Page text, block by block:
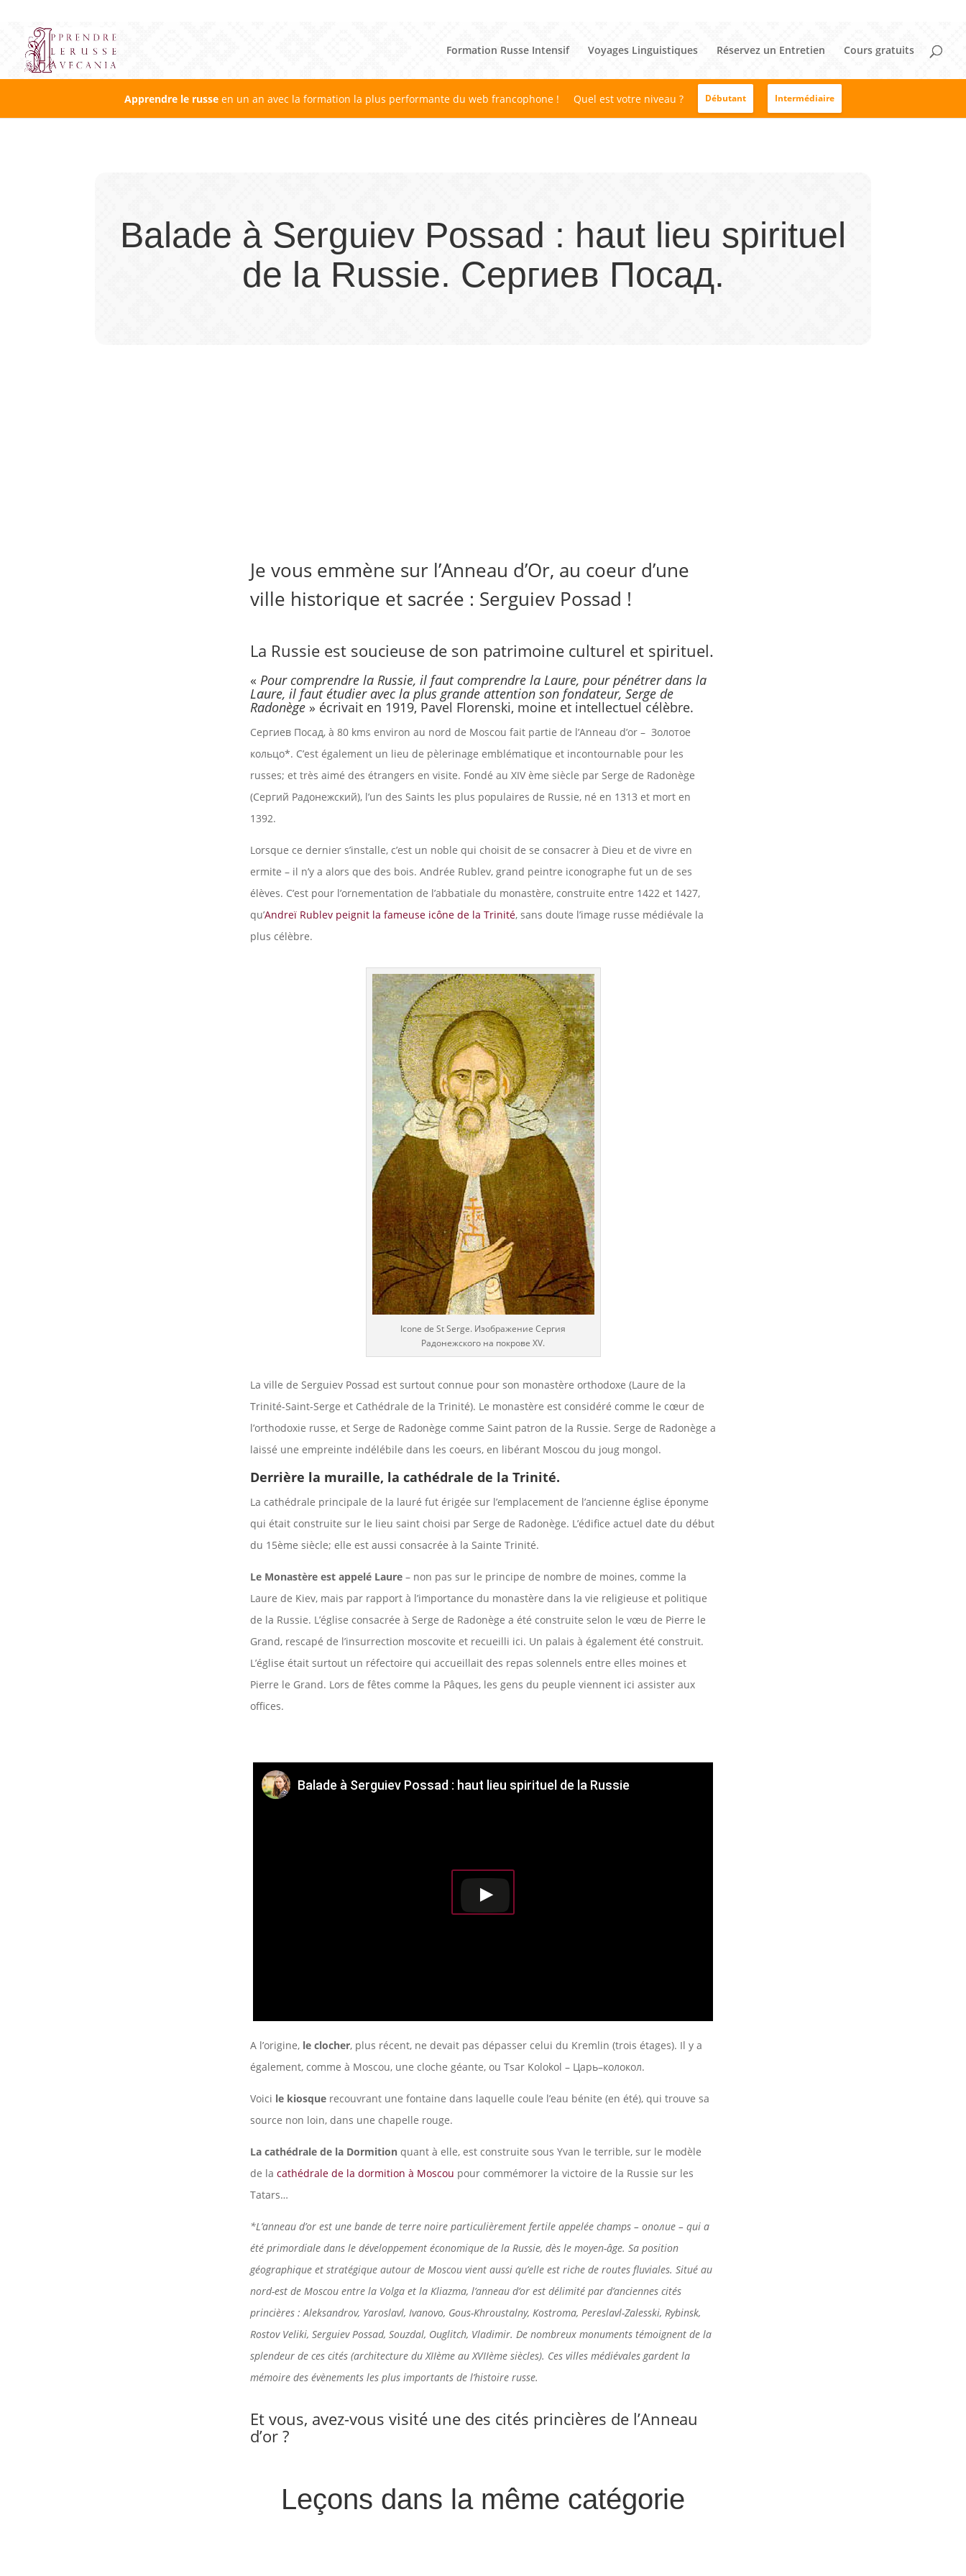
Formation Russe Intensif Voyages Linguistiques Réservez un Entretien Cours gratuits
Apprendre le russe en un an avec la formation la plus performante du web francophone ! Quel est votre niveau ? Débutant Intermédiaire
Balade à Serguiev Possad : haut lieu spirituel
de la Russie. Сергиев Посад.
Je vous emmène sur l’Anneau d’Or, au coeur d’une
ville historique et sacrée : Serguiev Possad !
La Russie est soucieuse de son patrimoine culturel et spirituel.
« Pour comprendre la Russie, il faut comprendre la Laure, pour pénétrer dans la
Laure, il faut étudier avec la plus grande attention son fondateur, Serge de
Radonège » écrivait en 1919, Pavel Florenski, moine et intellectuel célèbre.
Сергиев Посад, à 80 kms environ au nord de Moscou fait partie de l’Anneau d’or – Золотое
кольцо*. C’est également un lieu de pèlerinage emblématique et incontournable pour les
russes; et très aimé des étrangers en visite. Fondé au XIV ème siècle par Serge de Radonège
(Сергий Радонежский), l’un des Saints les plus populaires de Russie, né en 1313 et mort en
1392.
Lorsque ce dernier s’installe, c’est un noble qui choisit de se consacrer à Dieu et de vivre en
ermite – il n’y a alors que des bois. Andrée Rublev, grand peintre iconographe fut un de ses
élèves. C’est pour l’ornementation de l’abbatiale du monastère, construite entre 1422 et 1427,
qu’Andreï Rublev peignit la fameuse icône de la Trinité, sans doute l’image russe médiévale la
plus célèbre.
Icone de St Serge. Изображение Сергия
Радонежского на покрове XV.
La ville de Serguiev Possad est surtout connue pour son monastère orthodoxe (Laure de la
Trinité-Saint-Serge et Cathédrale de la Trinité). Le monastère est considéré comme le cœur de
l’orthodoxie russe, et Serge de Radonège comme Saint patron de la Russie. Serge de Radonège a
laissé une empreinte indélébile dans les coeurs, en libérant Moscou du joug mongol.
Derrière la muraille, la cathédrale de la Trinité.
La cathédrale principale de la lauré fut érigée sur l’emplacement de l’ancienne église éponyme
qui était construite sur le lieu saint choisi par Serge de Radonège. L’édifice actuel date du début
du 15ème siècle; elle est aussi consacrée à la Sainte Trinité.
Le Monastère est appelé Laure – non pas sur le principe de nombre de moines, comme la
Laure de Kiev, mais par rapport à l’importance du monastère dans la vie religieuse et politique
de la Russie. L’église consacrée à Serge de Radonège a été construite selon le vœu de Pierre le
Grand, rescapé de l’insurrection moscovite et recueilli ici. Un palais à également été construit.
L’église était surtout un réfectoire qui accueillait des repas solennels entre elles moines et
Pierre le Grand. Lors de fêtes comme la Pâques, les gens du peuple viennent ici assister aux
offices.
Balade à Serguiev Possad : haut lieu spirituel de la Russie
A l’origine, le clocher, plus récent, ne devait pas dépasser celui du Kremlin (trois étages). Il y a
également, comme à Moscou, une cloche géante, ou Tsar Kolokol – Царь–колокол.
Voici le kiosque recouvrant une fontaine dans laquelle coule l’eau bénite (en été), qui trouve sa
source non loin, dans une chapelle rouge.
La cathédrale de la Dormition quant à elle, est construite sous Yvan le terrible, sur le modèle
de la cathédrale de la dormition à Moscou pour commémorer la victoire de la Russie sur les
Tatars…
*L’anneau d’or est une bande de terre noire particulièrement fertile appelée champs – ополие – qui a
été primordiale dans le développement économique de la Russie, dès le moyen-âge. Sa position
géographique et stratégique autour de Moscou vient aussi qu’elle est riche de routes fluviales. Situé au
nord-est de Moscou entre la Volga et la Kliazma, l’anneau d’or est délimité par d’anciennes cités
princières : Aleksandrov, Yaroslavl, Ivanovo, Gous-Khroustalny, Kostroma, Pereslavl-Zalesski, Rybinsk,
Rostov Veliki, Serguiev Possad, Souzdal, Ouglitch, Vladimir. De nombreux monuments témoignent de la
splendeur de ces cités (architecture du XIIème au XVIIème siècles). Ces villes médiévales gardent la
mémoire des évènements les plus importants de l’histoire russe.
Et vous, avez-vous visité une des cités princières de l’Anneau
d’or ?
Leçons dans la même catégorie